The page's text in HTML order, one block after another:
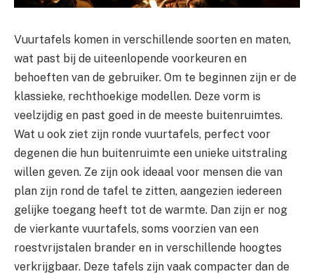
Vuurtafels komen in verschillende soorten en maten,
wat past bij de uiteenlopende voorkeuren en
behoeften van de gebruiker. Om te beginnen zijn er de
klassieke, rechthoekige modellen. Deze vorm is
veelzijdig en past goed in de meeste buitenruimtes.
Wat u ook ziet zijn ronde vuurtafels, perfect voor
degenen die hun buitenruimte een unieke uitstraling
willen geven. Ze zijn ook ideaal voor mensen die van
plan zijn rond de tafel te zitten, aangezien iedereen
gelijke toegang heeft tot de warmte. Dan zijn er nog
de vierkante vuurtafels, soms voorzien van een
roestvrijstalen brander en in verschillende hoogtes
verkrijgbaar. Deze tafels zijn vaak compacter dan de